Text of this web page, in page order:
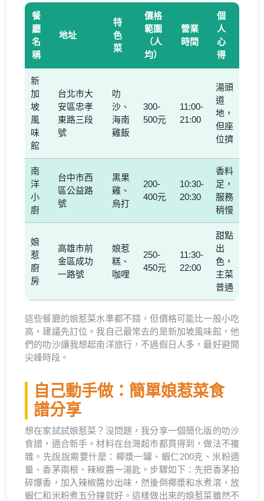
餐
廳
名
稱
地址
特
色
菜
價格
範圍
（人
均）
營業
時間
個
人
心
得
新
加
坡
風
味
館
台北市大
安區忠孝
東路三段
號
叻
沙、
海南
雞飯
300-
500元
11:00-
21:00
湯頭
道
地，
但座
位擠
南
洋
小
廚
台中市西
區公益路
號
黑果
雞、
烏打
200-
400元
10:30-
20:30
香料
足，
服務
稍慢
娘
惹
廚
房
高雄市前
金區成功
一路號
娘惹
糕、
咖哩
250-
450元
11:30-
22:00
甜點
出
色，
主菜
普通
這些餐廳的娘惹菜水準都不錯，但價格可能比一般小吃
高，建議先訂位。我自己最常去的是新加坡風味館，他
們的叻沙讓我想起南洋旅行，不過假日人多，最好避開
尖峰時段。
自己動手做：簡單娘惹菜食
譜分享
想在家試試娘惹菜？沒問題，我分享一個簡化版的叻沙
食譜，適合新手。材料在台灣超市都買得到，做法不複
雜。先說說需要什麼：椰漿一罐、蝦仁200克、米粉適
量、香茅兩根、辣椒醬一湯匙。步驟如下：先把香茅拍
碎爆香，加入辣椒醬炒出味，然後倒椰漿和水煮滾，放
蝦仁和米粉煮五分鐘就好。這樣做出來的娘惹菜雖然不